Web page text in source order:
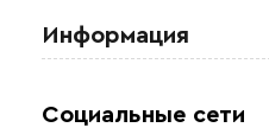
Регулирующая аппаратура
Обогрев резервуаров
Информация
Социальные сети